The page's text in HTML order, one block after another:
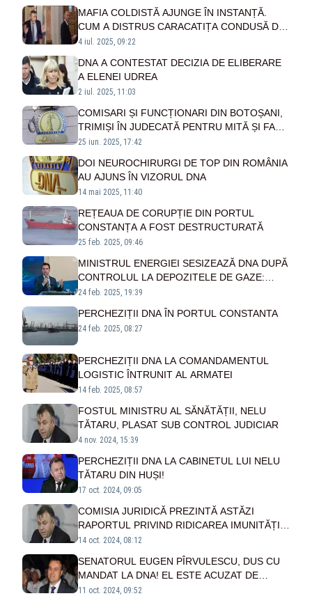
MAFIA COLDISTĂ AJUNGE ÎN INSTANȚĂ.
CUM A DISTRUS CARACATIȚA CONDUSĂ DE
COLDEA ȘI DUMBRAVĂ AFACERILE
4 iul. 2025, 09:22
DNA A CONTESTAT DECIZIA DE ELIBERARE
A ELENEI UDREA
2 iul. 2025, 11:03
COMISARI ȘI FUNCȚIONARI DIN BOTOȘANI,
TRIMIȘI ÎN JUDECATĂ PENTRU MITĂ ȘI FALS
ÎN INTERESUL UNOR FIRME
25 iun. 2025, 17:42
DOI NEUROCHIRURGI DE TOP DIN ROMÂNIA
AU AJUNS ÎN VIZORUL DNA
14 mai 2025, 11:40
REȚEAUA DE CORUPȚIE DIN PORTUL
CONSTANȚA A FOST DESTRUCTURATĂ
25 feb. 2025, 09:46
MINISTRUL ENERGIEI SESIZEAZĂ DNA DUPĂ
CONTROLUL LA DEPOZITELE DE GAZE:
NEREGULI GRAVE DESCOPERITE
24 feb. 2025, 19:39
PERCHEZIȚII DNA ÎN PORTUL CONSTANTA
24 feb. 2025, 08:27
PERCHEZIȚII DNA LA COMANDAMENTUL
LOGISTIC ÎNTRUNIT AL ARMATEI
14 feb. 2025, 08:57
FOSTUL MINISTRU AL SĂNĂTĂȚII, NELU
TĂTARU, PLASAT SUB CONTROL JUDICIAR
4 nov. 2024, 15:39
PERCHEZIȚII DNA LA CABINETUL LUI NELU
TĂTARU DIN HUȘI!
17 oct. 2024, 09:05
COMISIA JURIDICĂ PREZINTĂ ASTĂZI
RAPORTUL PRIVIND RIDICAREA IMUNITĂȚII
DEPUTATULUI NELU TĂTARU
14 oct. 2024, 08:12
SENATORUL EUGEN PÎRVULESCU, DUS CU
MANDAT LA DNA! EL ESTE ACUZAT DE
INSTIGARE LA CUMPĂRARE DE INFLUENȚĂ
11 oct. 2024, 09:52